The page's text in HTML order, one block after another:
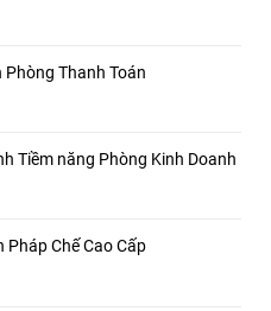
Phòng Thanh Toán
Tiềm năng Phòng Kinh Doanh
Pháp Chế Cao Cấp